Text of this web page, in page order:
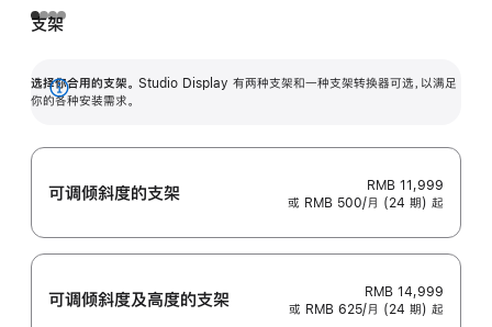
支架
选择你合用的支架。 Studio Display 有两种支架和一种支架转换器可选，以满足
你的各种安装需求。
展
可调倾斜度的支架
RMB 11,999
或 RMB 500/月 (24 期) 起
可调倾斜度及高‍度的支‍架
RMB 14,999
或 RMB 625/月 (24 期) 起